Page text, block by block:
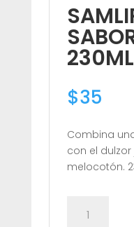
230ML
$35
Combina
con el
melocotón.
SNOW